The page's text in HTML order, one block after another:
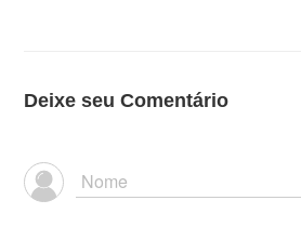
Deixe seu Comentário